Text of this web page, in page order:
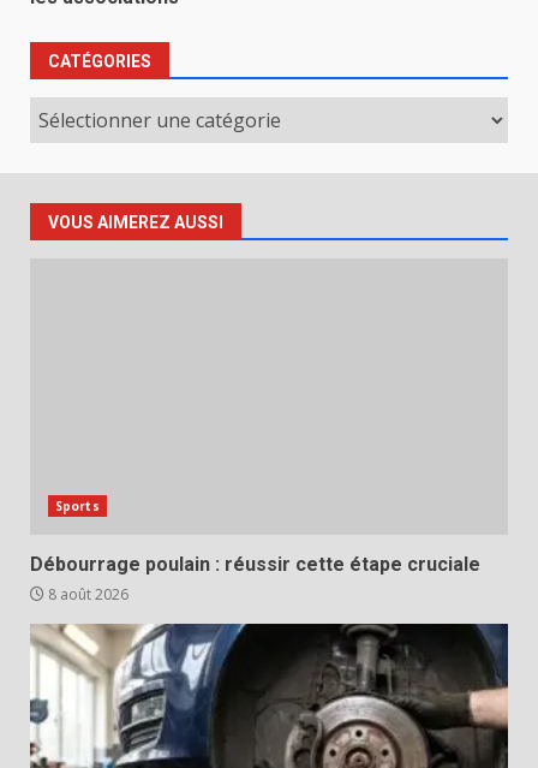
CATÉGORIES
Catégories
VOUS AIMEREZ AUSSI
Sports
Débourrage poulain : réussir cette étape cruciale
8 août 2026